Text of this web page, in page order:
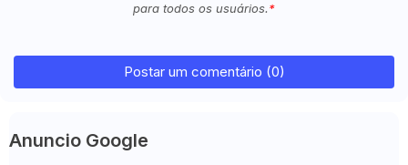
para todos os usuários.
Postar um comentário (0)
Anuncio Google